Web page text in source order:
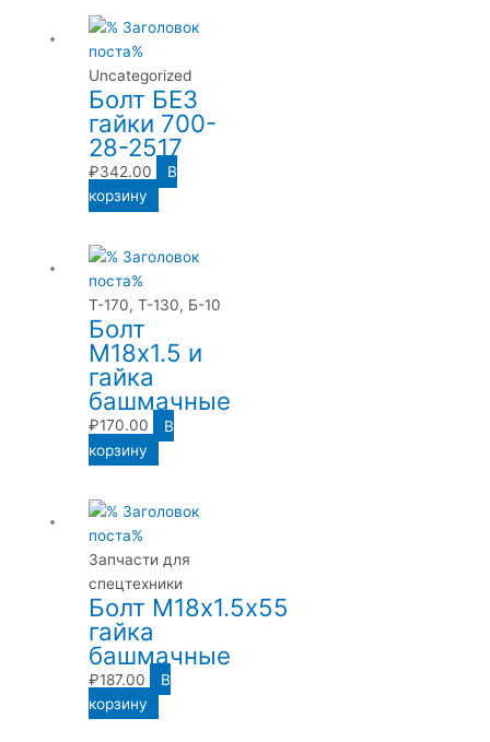
Uncategorized
Болт БЕЗ
гайки 700-
28-2517
₽342.00
В
корзину
Т-170, Т-130, Б-10
Болт
М18х1.5 и
гайка
башмачные
₽170.00
В
корзину
Запчасти для
спецтехники
Болт М18х1.5х55
гайка
башмачные
₽187.00
В
корзину